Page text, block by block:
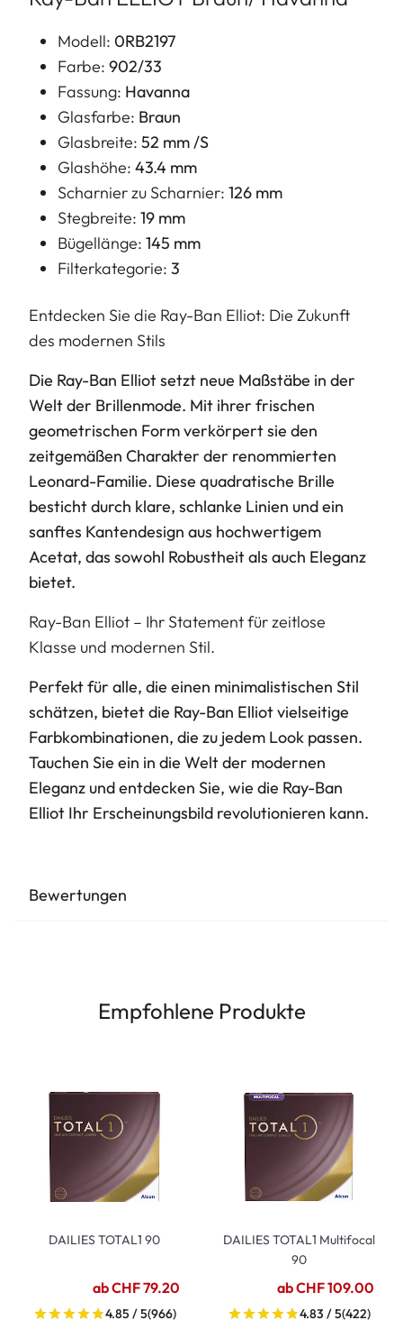
Modell: 0RB2197
Farbe: 902/33
Fassung: Havanna
Glasfarbe: Braun
Glasbreite: 52 mm /S
Glashöhe: 43.4 mm
Scharnier zu Scharnier: 126 mm
Stegbreite: 19 mm
Bügellänge: 145 mm
Filterkategorie: 3
Entdecken Sie die Ray-Ban Elliot: Die Zukunft
des modernen Stils
Die Ray-Ban Elliot setzt neue Maßstäbe in der
Welt der Brillenmode. Mit ihrer frischen
geometrischen Form verkörpert sie den
zeitgemäßen Charakter der renommierten
Leonard-Familie. Diese quadratische Brille
besticht durch klare, schlanke Linien und ein
sanftes Kantendesign aus hochwertigem
Acetat, das sowohl Robustheit als auch Eleganz
bietet.
Ray-Ban Elliot – Ihr Statement für zeitlose
Klasse und modernen Stil.
Perfekt für alle, die einen minimalistischen Stil
schätzen, bietet die Ray-Ban Elliot vielseitige
Farbkombinationen, die zu jedem Look passen.
Tauchen Sie ein in die Welt der modernen
Eleganz und entdecken Sie, wie die Ray-Ban
Elliot Ihr Erscheinungsbild revolutionieren kann.
Bewertungen
Empfohlene Produkte
DAILIES TOTAL1 90
ab CHF 79.20
4.85 / 5(966)
DAILIES TOTAL1 Multifocal
90
ab CHF 109.00
4.83 / 5(422)